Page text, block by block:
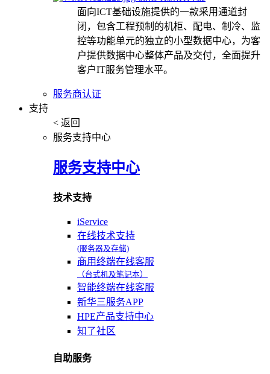
面向ICT基础设施提供的一款采用通道封
闭，包含工程预制的机柜、配电、制冷、监
控等功能单元的独立的小型数据中心，为客
户提供数据中心整体产品及交付，全面提升
客户IT服务管理水平。
服务商认证
支持
< 返回
服务支持中心
服务支持中心
技术支持
iService
在线技术支持
(服务器及存储)
商用终端在线客服
（台式机及笔记本）
智能终端在线客服
新华三服务APP
HPE产品支持中心
知了社区
自助服务